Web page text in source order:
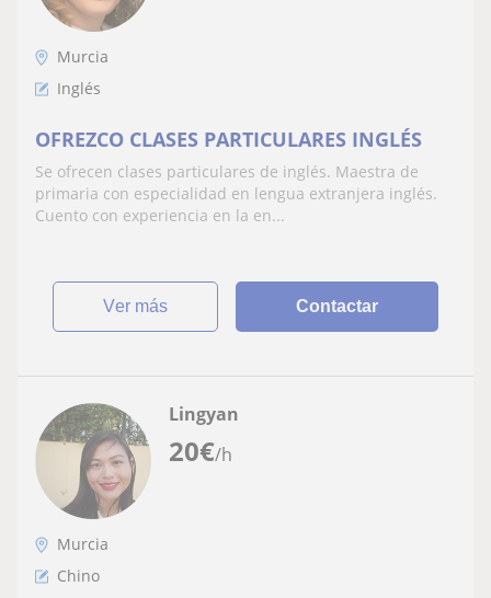
Murcia
Inglés
OFREZCO CLASES PARTICULARES INGLÉS
Se ofrecen clases particulares de inglés. Maestra de
primaria con especialidad en lengua extranjera inglés.
Cuento con experiencia en la en...
ver más Contactar
20€/h
Lingyan
Murcia
Chino